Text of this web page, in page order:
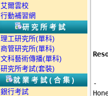
艾爾雲校
行動補習網
研究所考試
理工研究所(單科)
商管研究所(單科)
文科藝術傳播(單科)
研究所考試(套裝)
就業考試(合集)
銀行考試
-